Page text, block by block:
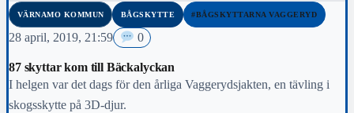
VÄRNAMO KOMMUN BÅGSKYTTE #BÅGSKYTTARNA VAGGERYD
28 april, 2019, 21:59 0
87 skyttar kom till Bäckalyckan
I helgen var det dags för den årliga Vaggerydsjakten, en tävling i
skogsskytte på 3D-djur.